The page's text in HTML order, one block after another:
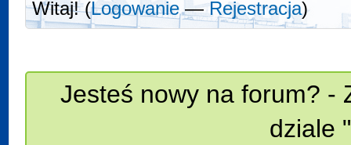
Witaj! (Logowanie—Rejestracja)
Jesteś nowy na forum? -
dziale